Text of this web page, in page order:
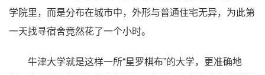
学院里，而是分布在城市中，外形与普通住宅无异，为此第
一天找寻宿舍竟然花了一个小时。
牛津大学就是这样一所“星罗棋布”的大学，更准确地